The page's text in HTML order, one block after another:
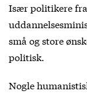
Især politikere fra
små og store
politisk.
Nogle